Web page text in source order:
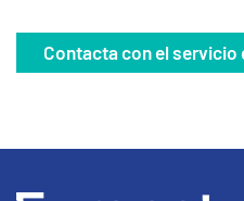
Contacta con el servicio